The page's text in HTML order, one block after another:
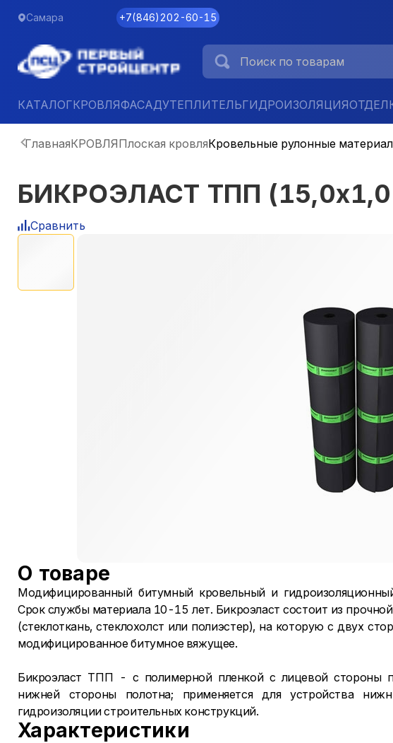
Самара +7(846)202-60-15
КАТАЛОГКРОВЛЯФАСАДУТЕПЛИТЕЛЬГИДРОИЗОЛЯЦИЯ
ГлавнаяКРОВЛЯПлоская кровляКровельные рулонные
БИКРОЭЛАСТ ТПП (15,0х1,0
Сравнить
О товаре
Модифицированный битумный кровельный и
Срок службы материала 10-15 лет. Бикроэласт состоит из
(стеклоткань, стеклохолст или полиэстер), на которую с двух
модифицированное битумное вяжущее.
Бикроэласт ТПП - с полимерной пленкой с лицевой стороны
нижней стороны полотна; применяется для устройства
гидроизоляции строительных конструкций.
Характеристики